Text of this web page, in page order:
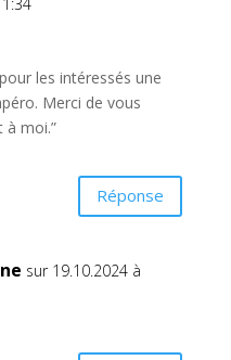
les intéressés une
Merci de vous
à moi.”
Réponse
sur 19.10.2024 à